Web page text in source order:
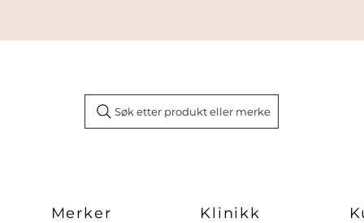
Søk etter produkt eller merke
Merker Klinikk